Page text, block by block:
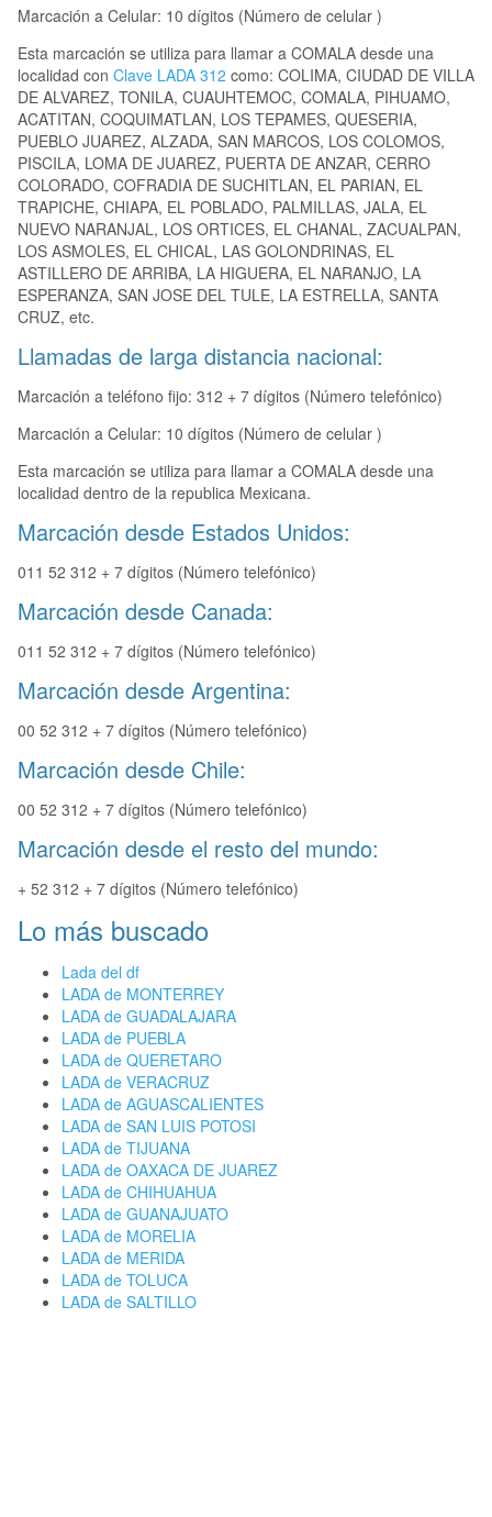
Marcación a Celular: 10 dígitos (Número de celular )
Esta marcación se utiliza para llamar a COMALA desde una
localidad con Clave LADA 312 como: COLIMA, CIUDAD DE VILLA
DE ALVAREZ, TONILA, CUAUHTEMOC, COMALA, PIHUAMO,
ACATITAN, COQUIMATLAN, LOS TEPAMES, QUESERIA,
PUEBLO JUAREZ, ALZADA, SAN MARCOS, LOS COLOMOS,
PISCILA, LOMA DE JUAREZ, PUERTA DE ANZAR, CERRO
COLORADO, COFRADIA DE SUCHITLAN, EL PARIAN, EL
TRAPICHE, CHIAPA, EL POBLADO, PALMILLAS, JALA, EL
NUEVO NARANJAL, LOS ORTICES, EL CHANAL, ZACUALPAN,
LOS ASMOLES, EL CHICAL, LAS GOLONDRINAS, EL
ASTILLERO DE ARRIBA, LA HIGUERA, EL NARANJO, LA
ESPERANZA, SAN JOSE DEL TULE, LA ESTRELLA, SANTA
CRUZ, etc.
Llamadas de larga distancia nacional:
Marcación a teléfono fijo: 312 + 7 dígitos (Número telefónico)
Marcación a Celular: 10 dígitos (Número de celular )
Esta marcación se utiliza para llamar a COMALA desde una
localidad dentro de la republica Mexicana.
Marcación desde Estados Unidos:
011 52 312 + 7 dígitos (Número telefónico)
Marcación desde Canada:
011 52 312 + 7 dígitos (Número telefónico)
Marcación desde Argentina:
00 52 312 + 7 dígitos (Número telefónico)
Marcación desde Chile:
00 52 312 + 7 dígitos (Número telefónico)
Marcación desde el resto del mundo:
+ 52 312 + 7 dígitos (Número telefónico)
Lo más buscado
Lada del df
LADA de MONTERREY
LADA de GUADALAJARA
LADA de PUEBLA
LADA de QUERETARO
LADA de VERACRUZ
LADA de AGUASCALIENTES
LADA de SAN LUIS POTOSI
LADA de TIJUANA
LADA de OAXACA DE JUAREZ
LADA de CHIHUAHUA
LADA de GUANAJUATO
LADA de MORELIA
LADA de MERIDA
LADA de TOLUCA
LADA de SALTILLO